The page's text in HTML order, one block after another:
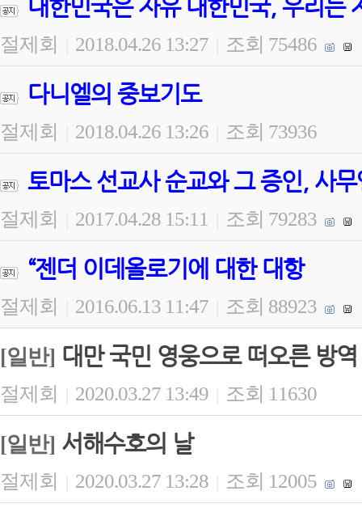
대한민국은 자유 대한민국, 우리는
절제회 2018.04.26 13:27 조회 75486
다니엘의 중보기도
절제회 2018.04.26 13:26 조회 73936
토마스 선교사 순교와 그 증인, 사
절제회 2017.04.28 15:11 조회 79283
“젠더 이데올로기에 대한 대항
절제회 2016.06.13 11:47 조회 88923
[일반] 대만 국민 영웅으로 떠오른 방
절제회 | 2020.03.27 13:49 | 조회 11630
[일반] 서해수호의 날
절제회 | 2020.03.27 13:28 | 조회 12005